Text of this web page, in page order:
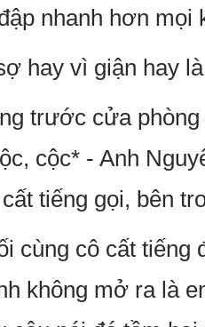
nhanh hơn mọi
hay vì giận hay
trước cửa phòng
cộc* - Anh
tiếng gọi, bên
cùng cô cất tiếng
không mở ra là